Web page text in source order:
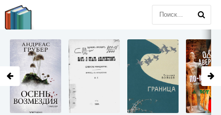
LITMIR.ORG